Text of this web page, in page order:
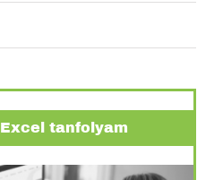
Excel tanfolyam